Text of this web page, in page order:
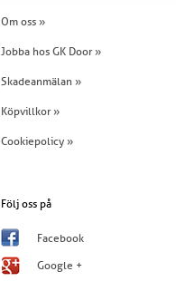
Om oss »
Jobba hos GK Door »
Skadeanmälan »
Köpvillkor »
Cookiepolicy »
Följ oss på
Facebook
Google +